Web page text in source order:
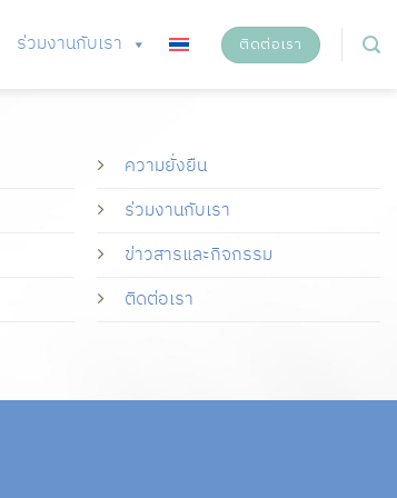
ร่วมงานกับเรา ติดต่อเรา
ความยั่งยืน
ร่วมงานกับเรา
ข่าวสารและกิจกรรม
ติดต่อเรา